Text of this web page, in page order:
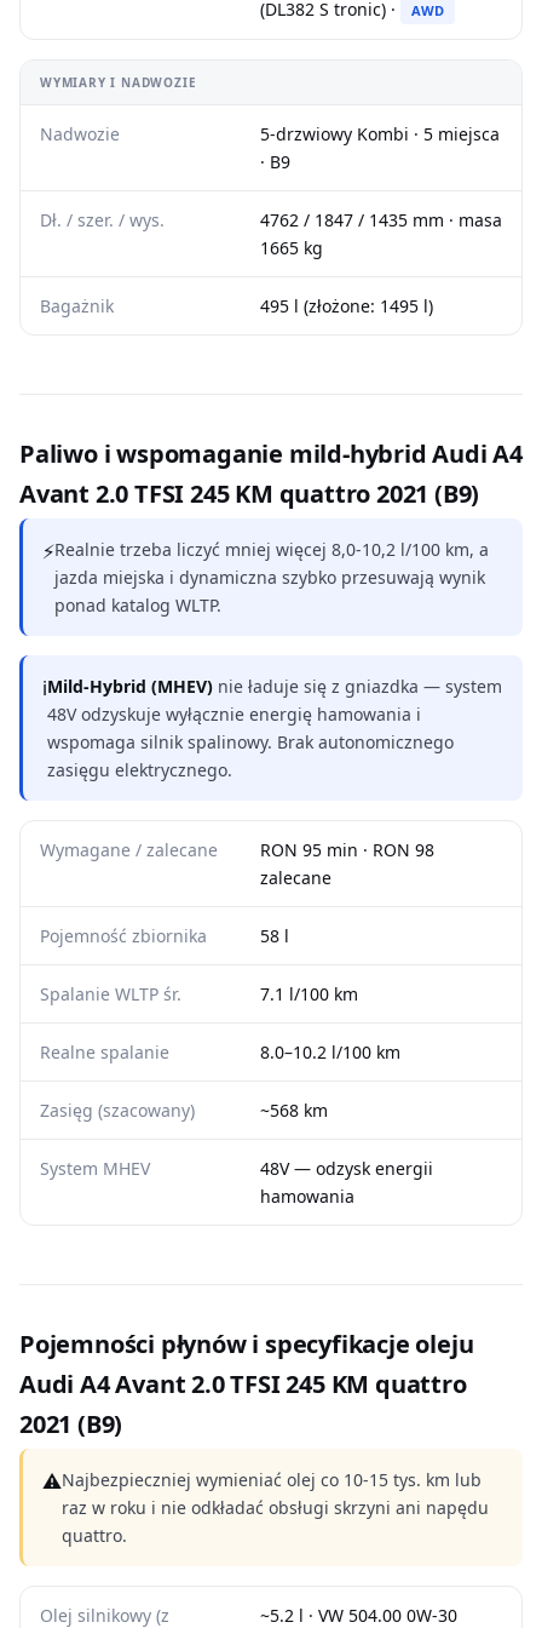
(DL382 S tronic) · AWD
WYMIARY I NADWOZIE
Nadwozie
5-drzwiowy Kombi · 5 miejsca
· B9
Dł. / szer. / wys.
4762 / 1847 / 1435 mm · masa
1665 kg
Bagażnik 495 l (złożone: 1495 l)
Paliwo i wspomaganie mild-hybrid Audi A4
Avant 2.0 TFSI 245 KM quattro 2021 (B9)
⚡Realnie trzeba liczyć mniej więcej 8,0-10,2 l/100 km, a
jazda miejska i dynamiczna szybko przesuwają wynik
ponad katalog WLTP.
ℹMild-Hybrid (MHEV) nie ładuje się z gniazdka — system
48V odzyskuje wyłącznie energię hamowania i
wspomaga silnik spalinowy. Brak autonomicznego
zasięgu elektrycznego.
Wymagane / zalecane
RON 95 min · RON 98
zalecane
Pojemność zbiornika 58 l
Spalanie WLTP śr. 7.1 l/100 km
Realne spalanie 8.0–10.2 l/100 km
Zasięg (szacowany) ~568 km
System MHEV
48V — odzysk energii
hamowania
Pojemności płynów i specyfikacje oleju
Audi A4 Avant 2.0 TFSI 245 KM quattro
2021 (B9)
⚠Najbezpieczniej wymieniać olej co 10-15 tys. km lub
raz w roku i nie odkładać obsługi skrzyni ani napędu
quattro.
Olej silnikowy (z
~5.2 l · VW 504.00 0W-30